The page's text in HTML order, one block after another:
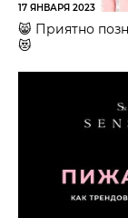
17 ЯНВАРЯ 2023
😸 Приятно
😻